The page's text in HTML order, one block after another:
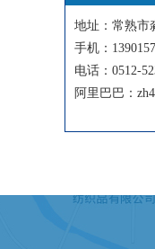
地址：常熟市
手机：
电话：0512-
阿里巴巴：